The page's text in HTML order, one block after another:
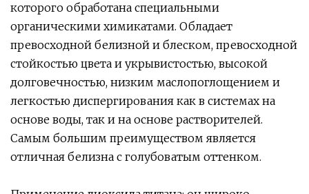
которого обработана специальными
органическими химикатами. Обладает
превосходной белизной и блеском, превосходной
стойкостью цвета и укрывистостью, высокой
долговечностью, низким маслопоглощением и
легкостью диспергирования как в системах на
основе воды, так и на основе растворителей.
Самым большим преимуществом является
отличная белизна с голубоватым оттенком.